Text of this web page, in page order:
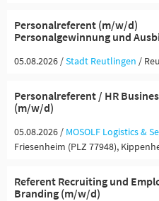
Personalreferent (m/w/d)
Personalgewinnung und
05.08.2026 /Stadt Reutlingen /
Personalreferent / HR
(m/w/d)
05.08.2026 / MOSOLF Logistics &
Friesenheim (PLZ 77948),
Referent Recruiting und
Branding (m/w/d)